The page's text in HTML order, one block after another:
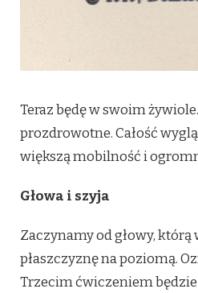
Teraz będę w swoim
prozdrowotne. Całość
większą mobilność i
Głowa i szyja
Zaczynamy od głowy,
płaszczyznę na poziomą.
Trzecim ćwiczeniem